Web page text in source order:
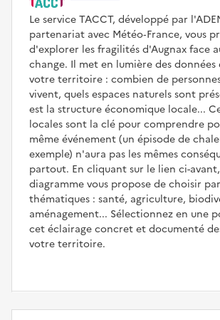
Le service TACCT, développé par
partenariat avec Météo‑France, vous
d'explorer les fragilités d'Augnax face
change. Il met en lumière des données
votre territoire : combien de
vivent, quels espaces naturels sont
est la structure économique locale...
locales sont la clé pour comprendre
même événement (un épisode de
exemple) n'aura pas les mêmes
partout. En cliquant sur le lien ci-
diagramme vous propose de choisir
thématiques : santé, agriculture,
aménagement... Sélectionnez en une
cet éclairage concret et documenté
votre territoire.